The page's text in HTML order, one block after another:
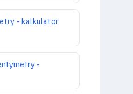
- kalkulator
-